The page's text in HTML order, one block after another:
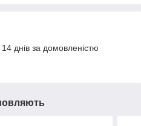
днів за домовленістю